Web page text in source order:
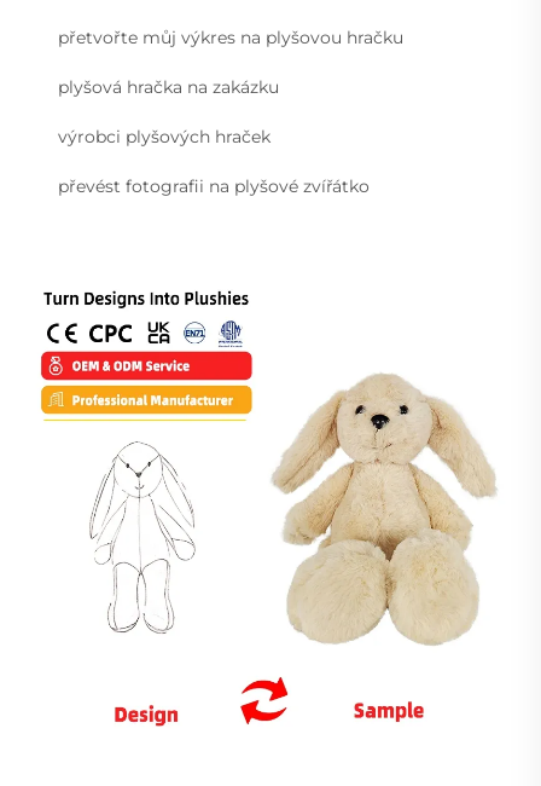
přetvořte můj výkres na plyšovou hračku
plyšová hračka na zakázku
výrobci plyšových hraček
převést fotografii na plyšové zvířátko